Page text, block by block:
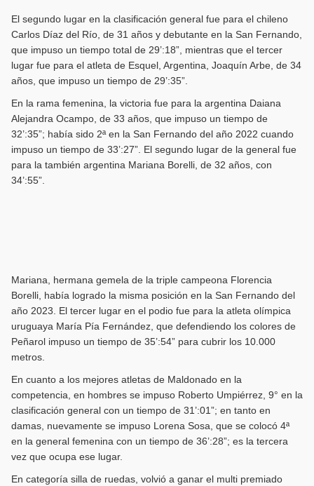
El segundo lugar en la clasificación general fue para el chileno
Carlos Díaz del Río, de 31 años y debutante en la San Fernando,
que impuso un tiempo total de 29’:18”, mientras que el tercer
lugar fue para el atleta de Esquel, Argentina, Joaquín Arbe, de 34
años, que impuso un tiempo de 29’:35”.
En la rama femenina, la victoria fue para la argentina Daiana
Alejandra Ocampo, de 33 años, que impuso un tiempo de
32’:35”; había sido 2ª en la San Fernando del año 2022 cuando
impuso un tiempo de 33’:27”. El segundo lugar de la general fue
para la también argentina Mariana Borelli, de 32 años, con
34’:55”.
Mariana, hermana gemela de la triple campeona Florencia
Borelli, había logrado la misma posición en la San Fernando del
año 2023. El tercer lugar en el podio fue para la atleta olímpica
uruguaya María Pía Fernández, que defendiendo los colores de
Peñarol impuso un tiempo de 35’:54” para cubrir los 10.000
metros.
En cuanto a los mejores atletas de Maldonado en la
competencia, en hombres se impuso Roberto Umpiérrez, 9° en la
clasificación general con un tiempo de 31’:01”; en tanto en
damas, nuevamente se impuso Lorena Sosa, que se colocó 4ª
en la general femenina con un tiempo de 36’:28”; es la tercera
vez que ocupa ese lugar.
En categoría silla de ruedas, volvió a ganar el multi premiado